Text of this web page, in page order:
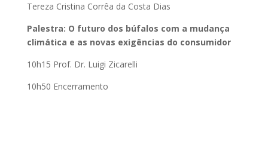
Tereza Cristina Corrêa da Costa Dias
Palestra: O futuro dos búfalos com a mudança
climática e as novas exigências do consumidor
10h15 Prof. Dr. Luigi Zicarelli
10h50 Encerramento